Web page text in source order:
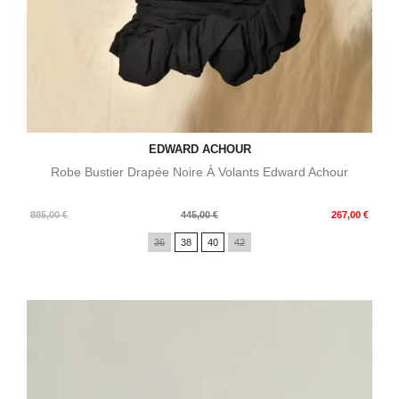
EDWARD ACHOUR
Robe Bustier Drapée Noire À Volants Edward Achour
885,00 €
Prix
445,00 € 267,00 €
Prix
36 38 40 42